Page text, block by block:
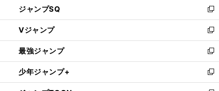
い
ウ
ィ
ン
ド
ウ
で
開
ジャンプSQ
新
し
い
ウ
ィ
ン
ド
ウ
Vジャンプ
新
し
い
ウ
ィ
ン
最強ジャンプ
新
し
い
ウ
少年ジャンプ+
新
し